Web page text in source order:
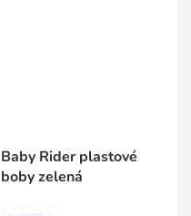
Baby Rider plastové
boby zelená